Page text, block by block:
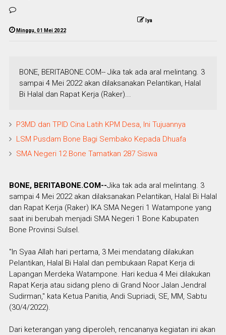
Iya
Minggu, 01 Mei 2022
BONE, BERITABONE.COM-- Jika tak ada aral melintang. 3
sampai 4 Mei 2022 akan dilaksanakan Pelantikan, Halal
Bi Halal dan Rapat Kerja (Raker)...
P3MD dan TPID Cina Latih KPM Desa, Ini Tujuannya
LSM Pusdam Bone Bagi Sembako Kepada Dhuafa
SMA Negeri 12 Bone Tamatkan 287 Siswa
BONE, BERITABONE.COM--Jika tak ada aral melintang. 3
sampai 4 Mei 2022 akan dilaksanakan Pelantikan, Halal Bi Halal
dan Rapat Kerja (Raker) IKA SMA Negeri 1 Watampone yang
saat ini berubah menjadi SMA Negeri 1 Bone Kabupaten
Bone Provinsi Sulsel.
"In Syaa Allah hari pertama, 3 Mei mendatang dilakukan
Pelantikan, Halal Bi Halal dan pembukaan Rapat Kerja di
Lapangan Merdeka Watampone. Hari kedua 4 Mei dilakukan
Rapat Kerja atau sidang pleno di Grand Noor Jalan Jendral
Sudirman," kata Ketua Panitia, Andi Supriadi, SE, MM, Sabtu
(30/4/2022).
Dari keterangan yang diperoleh, rencananya kegiatan ini akan